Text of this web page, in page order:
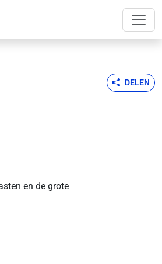
DELEN
en de grote